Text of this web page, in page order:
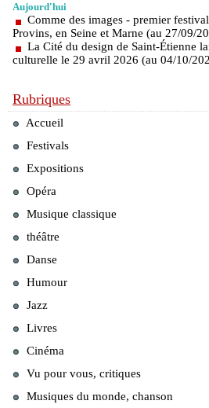
Aujourd'hui
Comme des images - premier
Provins, en Seine et Marne (au 27/09/
La Cité du design de Saint-Étienne
culturelle le 29 avril 2026 (au 04/10/
Rubriques
Accueil
Festivals
Expositions
Opéra
Musique classique
théâtre
Danse
Humour
Jazz
Livres
Cinéma
Vu pour vous, critiques
Musiques du monde, chanson